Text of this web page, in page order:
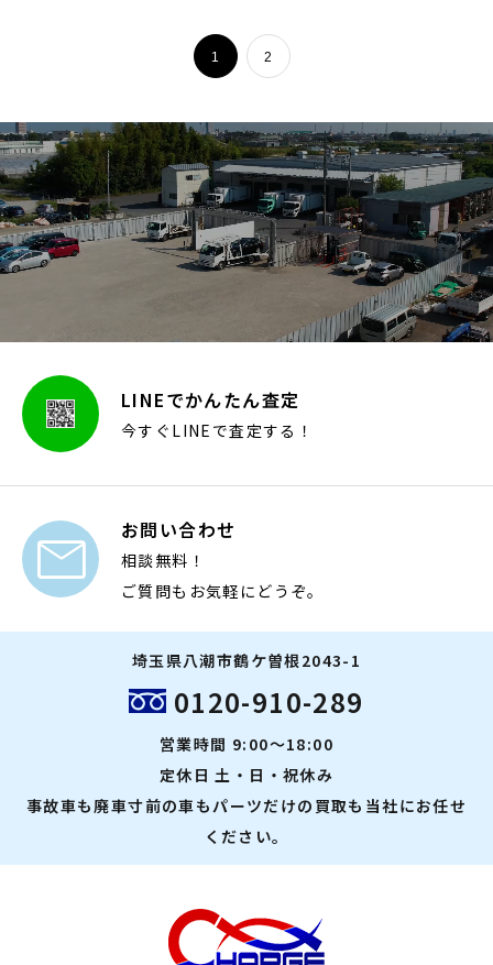
1 2
LINEでかんたん査定
今すぐLINEで査定する！
 お問い合わせ
相談無料！
ご質問もお気軽にどうぞ。
埼玉県八潮市鶴ケ曽根2043-1
0120-910-289
営業時間 9:00～18:00
定休日 土・日・祝休み
事故車も廃車寸前の車もパーツだけの買取も当社にお任せ
ください。